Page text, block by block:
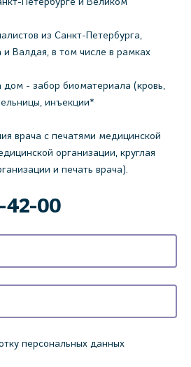
из Санкт-Петербурга,
и Валдая, в том числе в рамках
- забор биоматериала (кровь,
инъекции*
врача с печатями медицинской
организации, круглая
и печать врача).
42-00
персональных данных